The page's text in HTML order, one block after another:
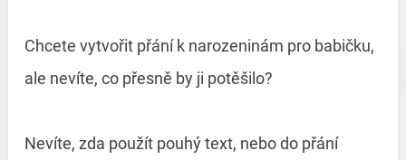
Chcete vytvořit přání k narozeninám pro babičku,
ale nevíte, co přesně by ji potěšilo?
Nevíte, zda použít pouhý text, nebo do přání